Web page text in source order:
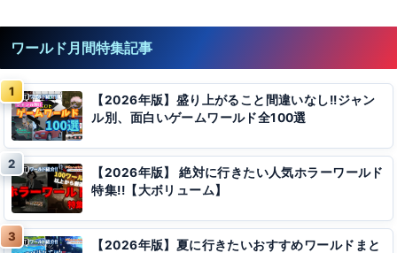
ワールド月間特集記事
【2026年版】盛り上がること間違いなし!!ジャン
ル別、面白いゲームワールド全100選
【2026年版】 絶対に行きたい人気ホラーワールド
特集!!【大ボリューム】
【2026年版】夏に行きたいおすすめワールドまと